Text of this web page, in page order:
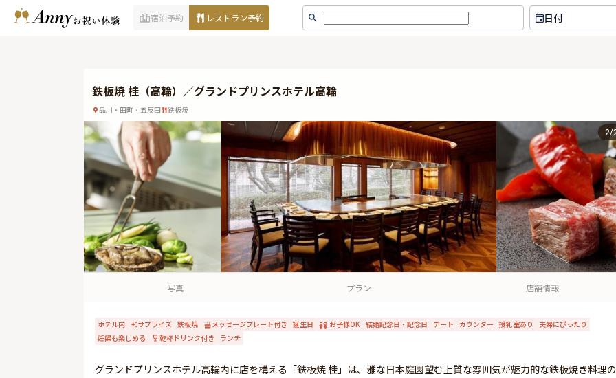
宿泊予約 レストラン予約 日付
鉄板焼 桂（高輪）／グランドプリンスホテル高輪
品川・田町・五反田 鉄板焼
2/
写真 プラン 店舗情報
ホテル内 サプライズ 鉄板焼 メッセージプレート付き 誕生日 お子様OK 結婚記念日・記念日 デート カウンター 授乳室あり
夫婦にぴったり
妊婦も楽しめる
乾杯ドリンク付き ランチ
グランドプリンスホテル高輪内に店を構える「鉄板焼 桂」は、雅な日本庭園望む上質な雰囲気が魅力的な鉄板焼き料理の